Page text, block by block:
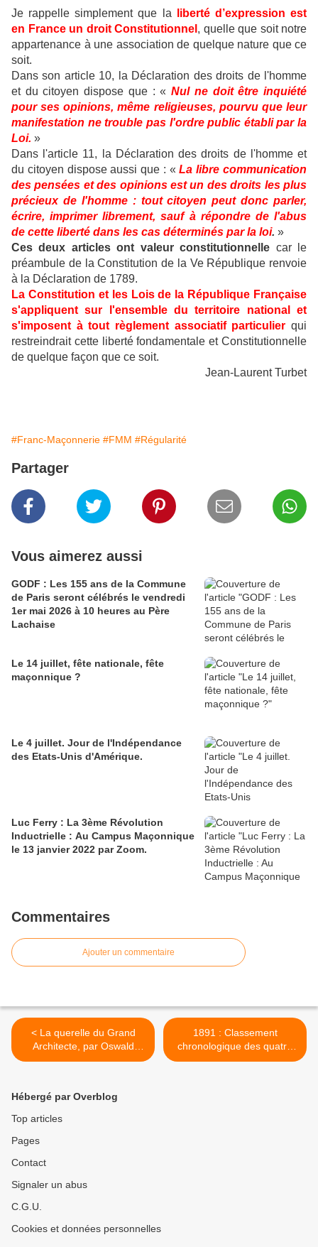
Je rappelle simplement que la
liberté d’expression est
en France un droit Constitutionnel , quelle que soit notre
appartenance à une association de quelque nature que ce
soit.
Dans son article 10, la Déclaration des droits de l'homme
et du citoyen dispose que : «Nul ne doit être inquiété
pour ses opinions, même religieuses, pourvu que leur
manifestation ne trouble pas l'ordre public établi par la
Loi. »
Dans l'article 11, la Déclaration des droits de l'homme et
du citoyen dispose aussi que : «La libre communication
des pensées et des opinions est un des droits les plus
précieux de l'homme : tout citoyen peut donc parler,
écrire, imprimer librement, sauf à répondre de l'abus
de cette liberté dans les cas déterminés par la loi. »
Ces deux articles ont valeur constitutionnelle car le
préambule de la Constitution de la Ve République renvoie
à la Déclaration de 1789.
La Constitution et les Lois de la République Française
s'appliquent sur l'ensemble du territoire national et
s'imposent à tout règlement associatif particulier qui
restreindrait cette liberté fondamentale et Constitutionnelle
de quelque façon que ce soit.
Jean-Laurent Turbet
#Franc-Maçonnerie #FMM #Régularité
Partager
Vous aimerez aussi
GODF : Les 155 ans de la Commune
de Paris seront célébrés le vendredi
1er mai 2026 à 10 heures au Père
Lachaise
Le 14 juillet, fête nationale, fête
maçonnique ?
Le 4 juillet. Jour de l'Indépendance
des Etats-Unis d'Amérique.
Luc Ferry : La 3ème Révolution
Inductrielle : Au Campus Maçonnique
le 13 janvier 2022 par Zoom.
Commentaires
Ajouter un commentaire
< La querelle du Grand
Architecte, par Oswald
Wirth. 1928.
1891 : Classement
chronologique des quatre
obédiences françaises. >
Hébergé par Overblog
Top articles
Pages
Contact
Signaler un abus
C.G.U.
Cookies et données personnelles